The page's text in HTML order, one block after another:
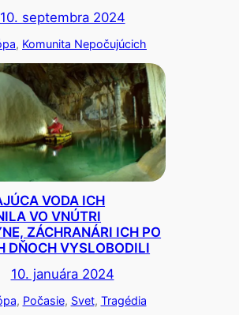
10. septembra 2024
, Komunita Nepočujúcich
VODA ICH
VO VNÚTRI
ZÁCHRANÁRI ICH PO
DŇOCH VYSLOBODILI
10. januára 2024
, Počasie, Svet, Tragédia